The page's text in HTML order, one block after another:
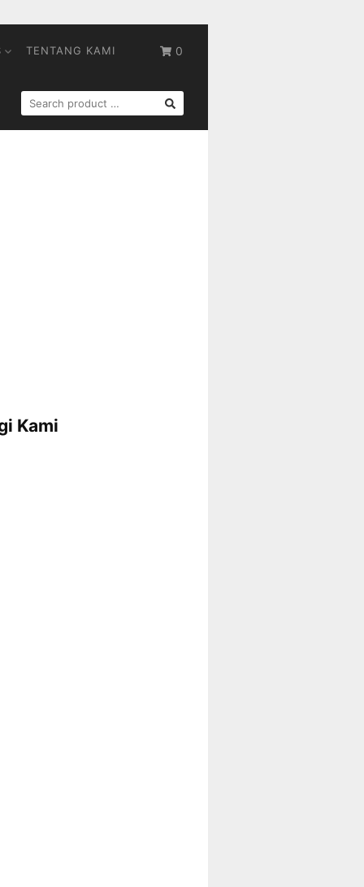
0
TENTANG KAMI
SEARCH
FOR:
Kami